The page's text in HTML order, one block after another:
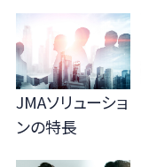
JMAソリューショ
ンの特長